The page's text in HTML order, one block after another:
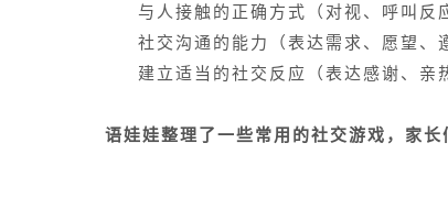
与人接触的正确方式（对视、呼叫反
社交沟通的能力（表达需求、愿望、
建立适当的社交反应（表达感谢、亲
语娃娃整理了一些常用的社交游戏，家